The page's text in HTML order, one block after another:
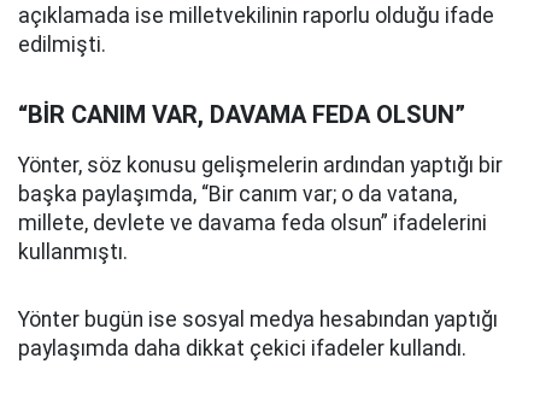
açıklamada ise milletvekilinin raporlu olduğu ifade
edilmişti.
“BİR CANIM VAR, DAVAMA FEDA OLSUN”
Yönter, söz konusu gelişmelerin ardından yaptığı bir
başka paylaşımda, “Bir canım var; o da vatana,
millete, devlete ve davama feda olsun” ifadelerini
kullanmıştı.
Yönter bugün ise sosyal medya hesabından yaptığı
paylaşımda daha dikkat çekici ifadeler kullandı.